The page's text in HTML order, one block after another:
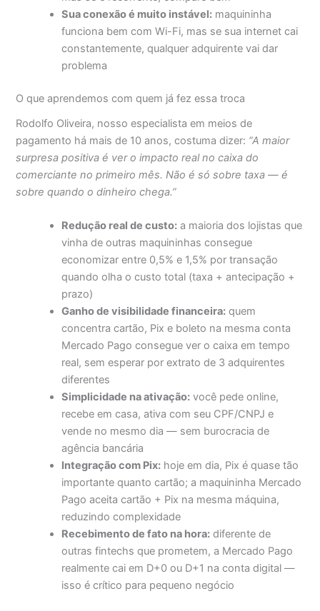
Sua conexão é muito instável: maquininha
funciona bem com Wi-Fi, mas se sua internet cai
constantemente, qualquer adquirente vai dar
problema
O que aprendemos com quem já fez essa troca
Rodolfo Oliveira, nosso especialista em meios de
pagamento há mais de 10 anos, costuma dizer: “A maior
surpresa positiva é ver o impacto real no caixa do
comerciante no primeiro mês. Não é só sobre taxa — é
sobre quando o dinheiro chega.”
Redução real de custo: a maioria dos lojistas que
vinha de outras maquininhas consegue
economizar entre 0,5% e 1,5% por transação
quando olha o custo total (taxa + antecipação +
prazo)
Ganho de visibilidade financeira: quem
concentra cartão, Pix e boleto na mesma conta
Mercado Pago consegue ver o caixa em tempo
real, sem esperar por extrato de 3 adquirentes
diferentes
Simplicidade na ativação: você pede online,
recebe em casa, ativa com seu CPF/CNPJ e
vende no mesmo dia — sem burocracia de
agência bancária
Integração com Pix: hoje em dia, Pix é quase tão
importante quanto cartão; a maquininha Mercado
Pago aceita cartão + Pix na mesma máquina,
reduzindo complexidade
Recebimento de fato na hora: diferente de
outras fintechs que prometem, a Mercado Pago
realmente cai em D+0 ou D+1 na conta digital —
isso é crítico para pequeno negócio